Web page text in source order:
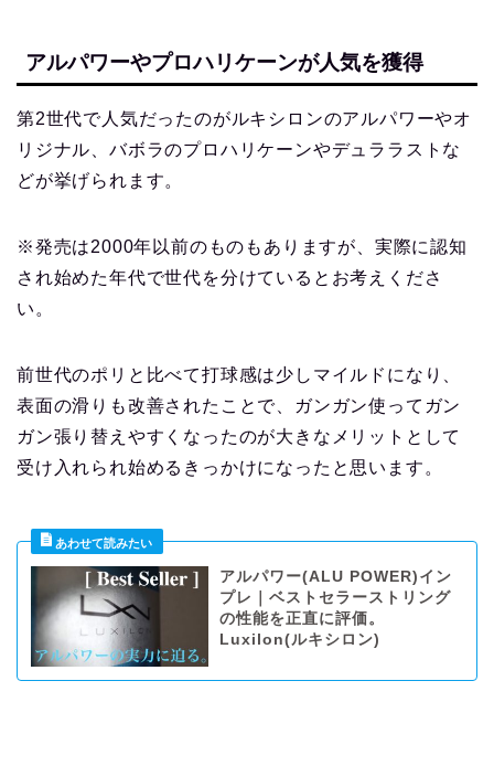
アルパワーやプロハリケーンが人気を獲得
第2世代で人気だったのがルキシロンのアルパワーやオ
リジナル、バボラのプロハリケーンやデュララストな
どが挙げられます。
※発売は2000年以前のものもありますが、実際に認知
され始めた年代で世代を分けているとお考えくださ
い。
前世代のポリと比べて打球感は少しマイルドになり、
表面の滑りも改善されたことで、ガンガン使ってガン
ガン張り替えやすくなったのが大きなメリットとして
受け入れられ始めるきっかけになったと思います。
アルパワー(ALU POWER)イン
プレ｜ベストセラーストリング
の性能を正直に評価。
Luxilon(ルキシロン)